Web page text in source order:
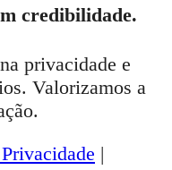
credibilidade.
privacidade e
Valorizamos a
|